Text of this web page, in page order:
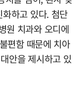
하고 있다. 첨단
원 치과와 오디에
편함 때문에 치아
안을 제시하고 있